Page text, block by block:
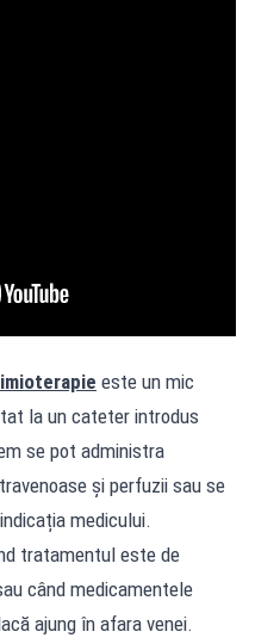
este un mic
la un cateter introdus
se pot administra
și perfuzii sau se
medicului.
tratamentul este de
când medicamentele
ajung în afara venei.